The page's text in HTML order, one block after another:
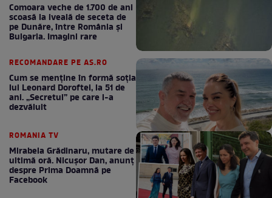
Comoara veche de 1.700 de ani
scoasă la iveală de seceta de
pe Dunăre, între România şi
Bulgaria. Imagini rare
RECOMANDARE PE AS.RO
Cum se menţine în formă soţia
lui Leonard Doroftei, la 51 de
ani. „Secretul” pe care l-a
dezvăluit
ROMANIA TV
Mirabela Grădinaru, mutare de
ultimă oră. Nicuşor Dan, anunţ
despre Prima Doamnă pe
Facebook